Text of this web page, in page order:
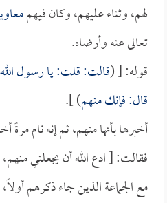
لهم، وثناء عليهم، وكان فيهم
تعالى عنه وأرضاه.
قوله: [ (قالت: قلت: يا رسول
قال: فإنك منهم) ].
أخبرها بأنها منهم، ثم إنه نام مرةً
فقالت: [ ادع الله أن يجعلني
مع الجماعة الذين جاء ذكرهم